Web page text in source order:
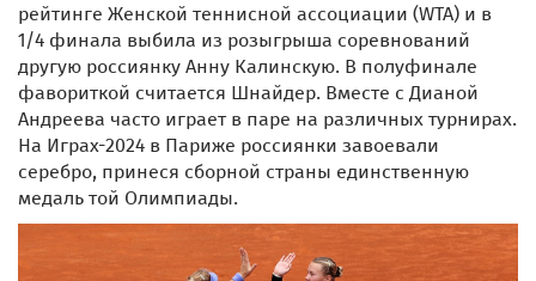
рейтинге Женской теннисной ассоциации (WTA) и в
1/4 финала выбила из розыгрыша соревнований
другую россиянку Анну Калинскую. В полуфинале
фавориткой считается Шнайдер. Вместе с Дианой
Андреева часто играет в паре на различных турнирах.
На Играх-2024 в Париже россиянки завоевали
серебро, принеся сборной страны единственную
медаль той Олимпиады.